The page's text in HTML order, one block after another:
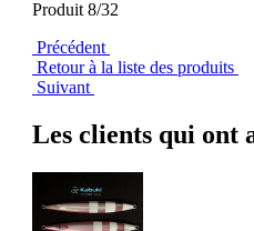
Produit 8/32
Précédent
Retour à la liste des produits
Suivant
Les clients qui ont